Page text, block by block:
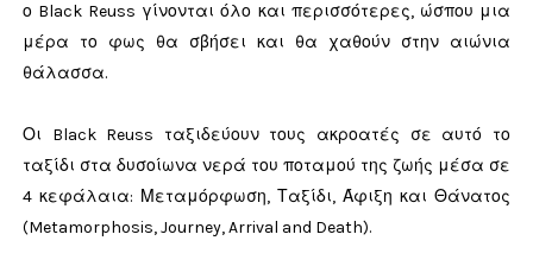
ο Black Reuss γίνονται όλο και περισσότερες, ώσπου μια
μέρα το φως θα σβήσει και θα χαθούν στην αιώνια
θάλασσα.
Οι Black Reuss ταξιδεύουν τους ακροατές σε αυτό το
ταξίδι στα δυσοίωνα νερά του ποταμού της ζωής μέσα σε
4 κεφάλαια: Μεταμόρφωση, Ταξίδι, Άφιξη και Θάνατος
(Metamorphosis, Journey, Arrival and Death).